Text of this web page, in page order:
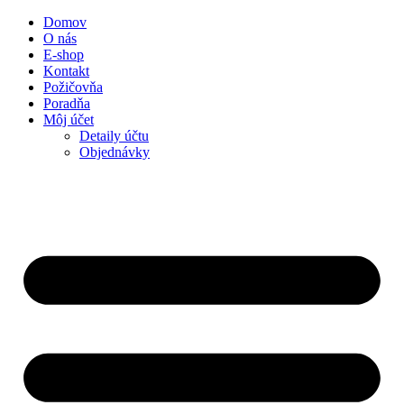
Domov
O nás
E-shop
Kontakt
Požičovňa
Poradňa
Môj účet
Detaily účtu
Objednávky